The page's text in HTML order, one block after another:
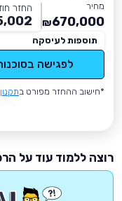
מחיר
670,000
₪
החזר
תוספות לעיסקה
לפגישה
*חישוב ההחזר מפורט בתקנון
רוצה ללמוד עוד על